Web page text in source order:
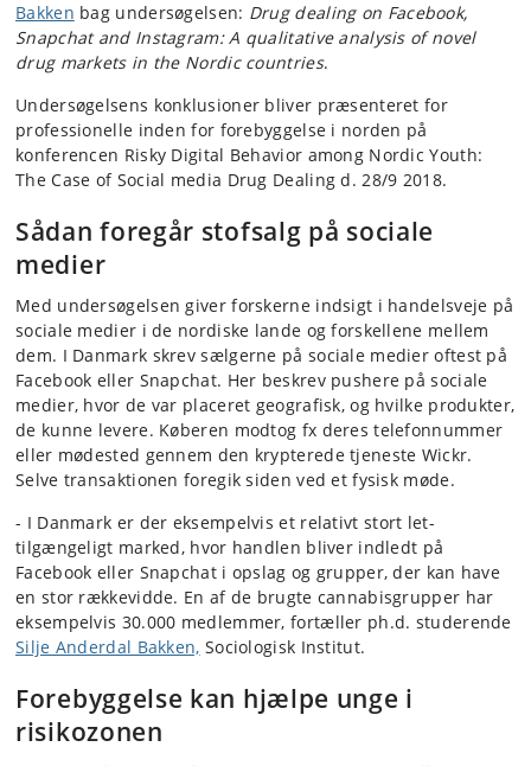
Bakken bag undersøgelsen: Drug dealing on Facebook,
Snapchat and Instagram: A qualitative analysis of novel
drug markets in the Nordic countries.
Undersøgelsens konklusioner bliver præsenteret for
professionelle inden for forebyggelse i norden på
konferencen Risky Digital Behavior among Nordic Youth:
The Case of Social media Drug Dealing d. 28/9 2018.
Sådan foregår stofsalg på sociale
medier
Med undersøgelsen giver forskerne indsigt i handelsveje på
sociale medier i de nordiske lande og forskellene mellem
dem. I Danmark skrev sælgerne på sociale medier oftest på
Facebook eller Snapchat. Her beskrev pushere på sociale
medier, hvor de var placeret geografisk, og hvilke produkter,
de kunne levere. Køberen modtog fx deres telefonnummer
eller mødested gennem den krypterede tjeneste Wickr.
Selve transaktionen foregik siden ved et fysisk møde.
- I Danmark er der eksempelvis et relativt stort let-
tilgængeligt marked, hvor handlen bliver indledt på
Facebook eller Snapchat i opslag og grupper, der kan have
en stor rækkevidde. En af de brugte cannabisgrupper har
eksempelvis 30.000 medlemmer, fortæller ph.d. studerende
Silje Anderdal Bakken, Sociologisk Institut.
Forebyggelse kan hjælpe unge i
risikozonen